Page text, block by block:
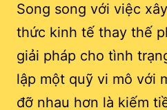
Song song với việc
thức kinh tế thay thế
giải pháp cho tình
lập một quỹ vi mô với
đỡ nhau hơn là kiếm